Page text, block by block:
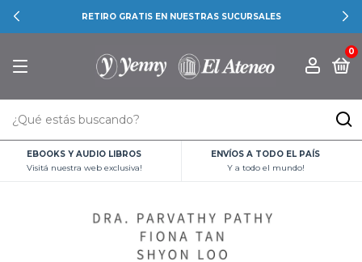
RETIRO GRATIS EN NUESTRAS SUCURSALES
0
EBOOKS Y AUDIO LIBROS
Visitá nuestra web exclusiva!
ENVÍOS A TODO EL PAÍS
Y a todo el mundo!